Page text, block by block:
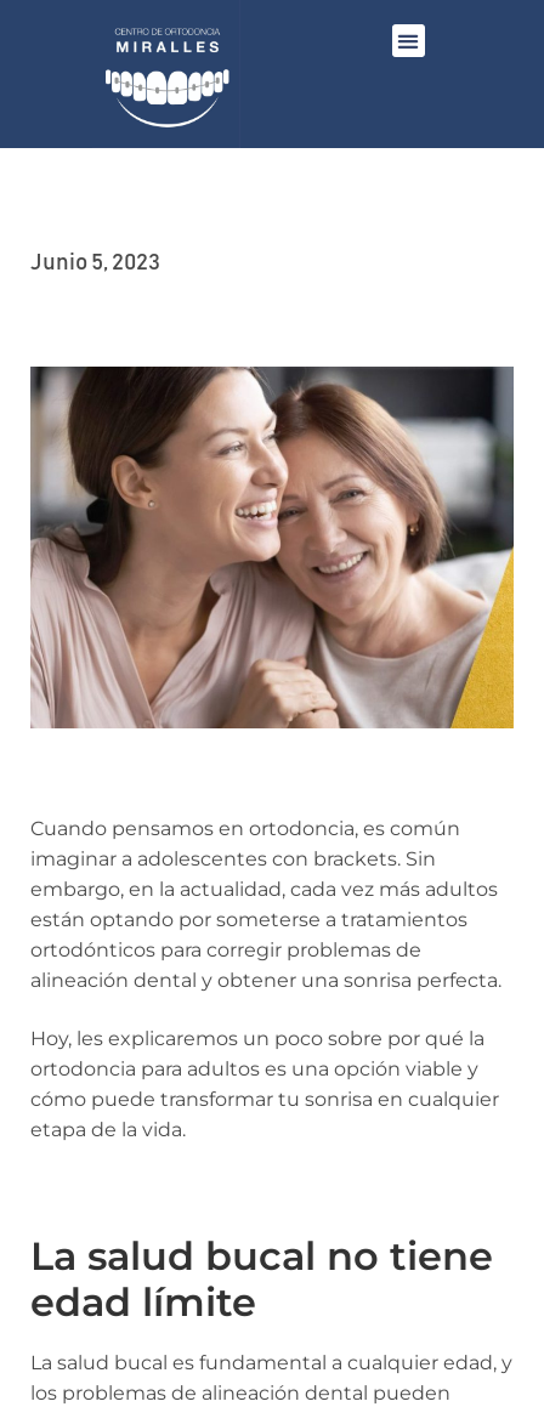
Junio 5, 2023
Cuando pensamos en ortodoncia, es común
imaginar a adolescentes con brackets. Sin
embargo, en la actualidad, cada vez más adultos
están optando por someterse a tratamientos
ortodónticos para corregir problemas de
alineación dental y obtener una sonrisa perfecta.
Hoy, les explicaremos un poco sobre por qué la
ortodoncia para adultos es una opción viable y
cómo puede transformar tu sonrisa en cualquier
etapa de la vida.
La salud bucal no tiene
edad límite
La salud bucal es fundamental a cualquier edad, y
los problemas de alineación dental pueden